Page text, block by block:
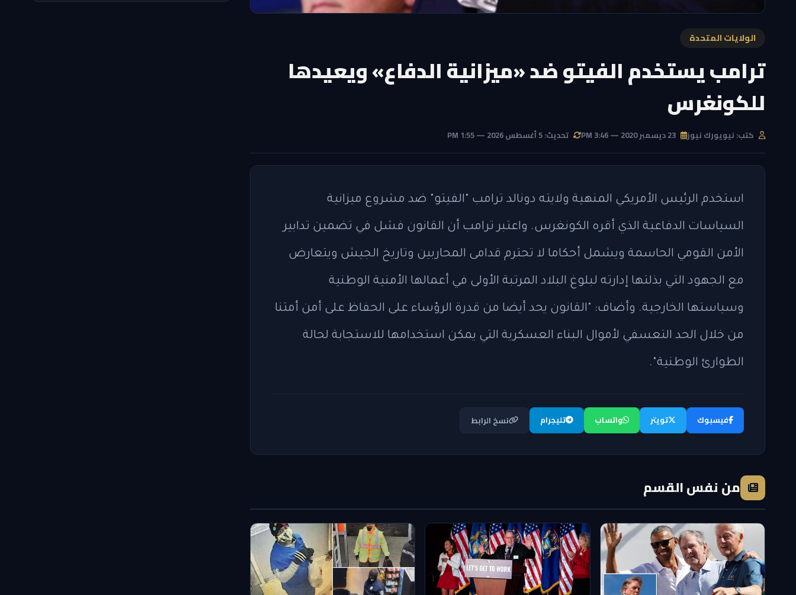
الولايات المتحدة
ترامب يستخدم الفيتو ضد «ميزانية الدفاع» ويعيدها
للكونغرس
كتب: نيويورك نيوز تحديث: 5 أغسطس 2026 — 1:55 PM
استخدم الرئيس الأمريكي المنهية ولايته دونالد ترامب "الفيتو" ضد مشروع ميزانية
السياسات الدفاعية الذي أقره الكونغرس. واعتبر ترامب أن القانون فشل في تضمين تدابير
الأمن القومي الحاسمة ويشمل أحكاما لا تحترم قدامى المحاربين وتاريخ الجيش ويتعارض
مع الجهود التي بذلتها إدارته لبلوغ البلاد المرتبة الأولى في أعمالها الأمنية الوطنية
وسياستها الخارجية. وأضاف: "القانون يحد أيضا من قدرة الرؤساء على الحفاظ على أمن أمتنا
من خلال الحد التعسفي لأموال البناء العسكرية التي يمكن استخدامها للاستجابة لحالة
الطوارئ الوطنية".
فيسبوك تويتر واتساب تليجرام نسخ الرابط
من نفس القسم